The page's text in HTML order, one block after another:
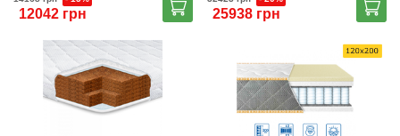
12042 грн 25938 грн